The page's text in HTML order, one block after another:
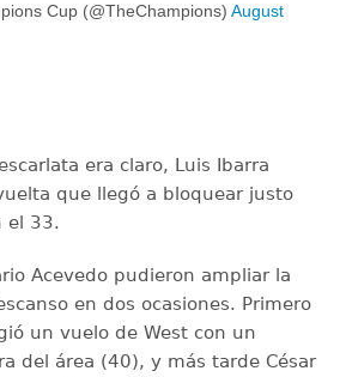
Cup (@TheChampions) August
era claro, Luis Ibarra
que llegó a bloquear justo
el 33.
Acevedo pudieron ampliar la
en dos ocasiones. Primero
un vuelo de West con un
del área (40), y más tarde César